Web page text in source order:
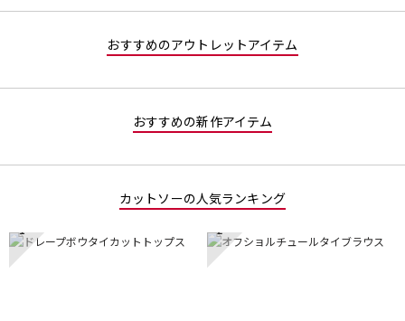
おすすめのアウトレットアイテム
おすすめの新作アイテム
カットソーの人気ランキング
1 2